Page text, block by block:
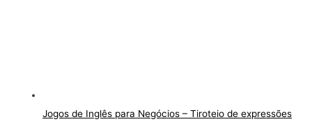
Jogos de Inglês para Negócios – Tiroteio de expressões